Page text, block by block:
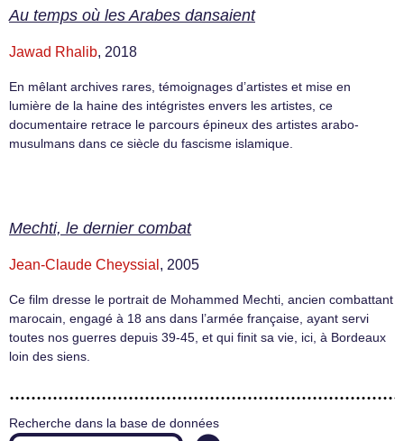
Au temps où les Arabes dansaient
Jawad Rhalib, 2018
En mêlant archives rares, témoignages d’artistes et mise en
lumière de la haine des intégristes envers les artistes, ce
documentaire retrace le parcours épineux des artistes arabo-
musulmans dans ce siècle du fascisme islamique.
Mechti, le dernier combat
Jean-Claude Cheyssial , 2005
Ce film dresse le portrait de Mohammed Mechti, ancien combattant
marocain, engagé à 18 ans dans l’armée française, ayant servi
toutes nos guerres depuis 39-45, et qui finit sa vie, ici, à Bordeaux
loin des siens.
Recherche dans la base de données